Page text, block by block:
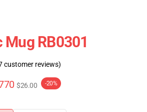
Mug RB0301
customer reviews)
$26.00 -20%